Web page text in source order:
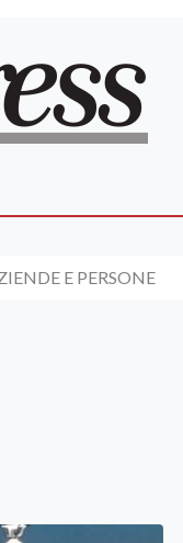
E PERSONE